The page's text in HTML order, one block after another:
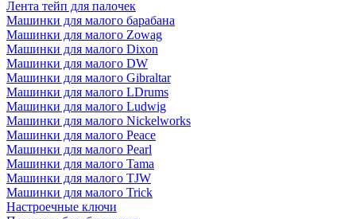
Лента тейп для палочек
Машинки для малого барабана
Машинки для малого Zowag
Машинки для малого Dixon
Машинки для малого DW
Машинки для малого Gibraltar
Машинки для малого LDrums
Машинки для малого Ludwig
Машинки для малого Nickelworks
Машинки для малого Peace
Машинки для малого Pearl
Машинки для малого Tama
Машинки для малого TJW
Машинки для малого Trick
Настроечные ключи